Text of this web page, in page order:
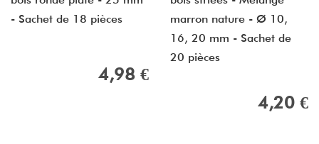
- Sachet de 18 pièces
4,98 €
marron nature - Ø 10,
16, 20 mm - Sachet de
20 pièces
4,20 €